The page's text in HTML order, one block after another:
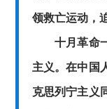
领救亡运动，
十月革命一
主义。在中国
克思列宁主义